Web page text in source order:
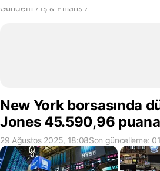
Buradasın
Gündem› İş & Finans›
New York borsasında
Jones 45.590,96
29 Ağustos 2025, 18:08Son güncelleme: